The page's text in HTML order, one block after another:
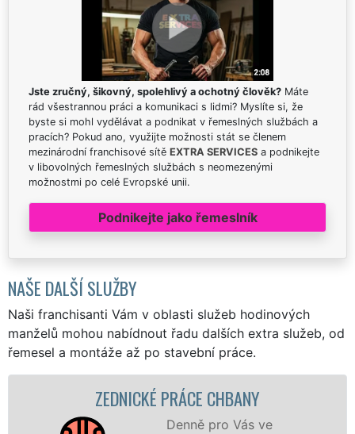
Jste zručný, šikovný, spolehlivý a ochotný člověk? Máte
rád všestrannou práci a komunikaci s lidmi? Myslíte si, že
byste si mohl vydělávat a podnikat v řemeslných službách a
pracích? Pokud ano, využijte možnosti stát se členem
mezinárodní franchisové sítě EXTRA SERVICES a podnikejte
v libovolných řemeslných službách s neomezenými
možnostmi po celé Evropské unii.
Podnikejte jako řemeslník
NAŠE DALŠÍ SLUŽBY
Naši franchisanti Vám v oblasti služeb hodinových
manželů mohou nabídnout řadu dalších extra služeb, od
řemesel a montáže až po stavební práce.
ZEDNICKÉ PRÁCE CHBANY
Denně pro Vás ve